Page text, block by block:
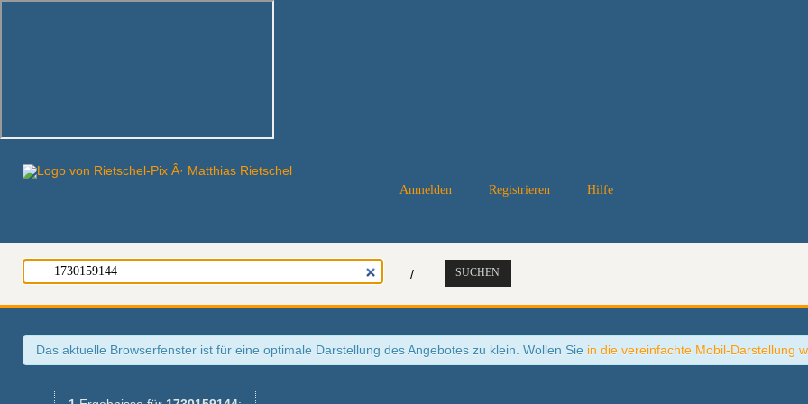
Anmelden Registrieren Hilfe
/ SUCHEN
Das aktuelle Browserfenster ist für eine optimale Darstellung des Angebotes zu klein. Wollen Sie in die vereinfachte Mobil-Darstellung